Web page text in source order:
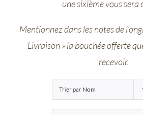
Saunion
une sixième vous sera
Mentionnez dans les notes de
Livraison » la bouchée offerte
recevoir.
Trier par Nom